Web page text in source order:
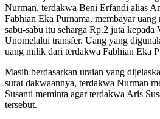
Nurman, terdakwa Beni Erfandi alias
Fabhian Eka Purnama, membayar
sabu-sabu itu seharga Rp.2 juta
Unomelalui transfer. Uang yang
uang milik dari terdakwa Fabhian Eka
Masih berdasarkan uraian yang
surat dakwaannya, terdakwa Nurman
Susanti meminta agar terdakwa Aris
tersebut.